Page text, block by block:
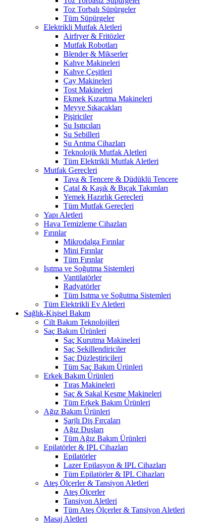
Toz Torbalı Süpürgeler
Tüm Süpürgeler
Elektrikli Mutfak Aletleri
Airfryer & Fritözler
Mutfak Robotları
Blender & Mikserler
Kahve Makineleri
Kahve Çeşitleri
Çay Makineleri
Tost Makineleri
Ekmek Kızartma Makineleri
Meyve Sıkacakları
Pişiriciler
Su Isıtıcıları
Su Sebilleri
Su Arıtma Cihazları
Teknolojik Mutfak Aletleri
Tüm Elektrikli Mutfak Aletleri
Mutfak Gereçleri
Tava & Tencere & Düdüklü Tencere
Çatal & Kaşık & Bıçak Takımları
Yemek Hazırlık Gereçleri
Tüm Mutfak Gereçleri
Yapı Aletleri
Hava Temizleme Cihazları
Fırınlar
Mikrodalga Fırınlar
Mini Fırınlar
Tüm Fırınlar
Isıtma ve Soğutma Sistemleri
Vantilatörler
Radyatörler
Tüm Isıtma ve Soğutma Sistemleri
Tüm Elektrikli Ev Aletleri
Sağlık-Kişisel Bakım
Cilt Bakım Teknolojileri
Saç Bakım Ürünleri
Saç Kurutma Makineleri
Saç Şekillendiriciler
Saç Düzleştiricileri
Tüm Saç Bakım Ürünleri
Erkek Bakım Ürünleri
Tıraş Makineleri
Saç & Sakal Kesme Makineleri
Tüm Erkek Bakım Ürünleri
Ağız Bakım Ürünleri
Şarjlı Diş Fırçaları
Ağız Duşları
Tüm Ağız Bakım Ürünleri
Epilatörler & IPL Cihazları
Epilatörler
Lazer Epilasyon & IPL Cihazları
Tüm Epilatörler & IPL Cihazları
Ateş Ölçerler & Tansiyon Aletleri
Ateş Ölçerler
Tansiyon Aletleri
Tüm Ateş Ölçerler & Tansiyon Aletleri
Masaj Aletleri